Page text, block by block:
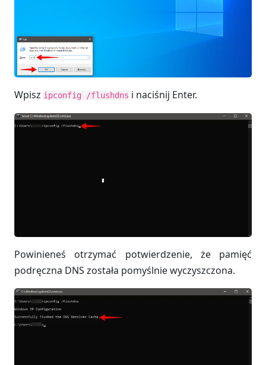
Wpisz ipconfig /flushdns i naciśnij Enter.
Powinieneś otrzymać potwierdzenie, że pamięć
podręczna DNS została pomyślnie wyczyszczona.